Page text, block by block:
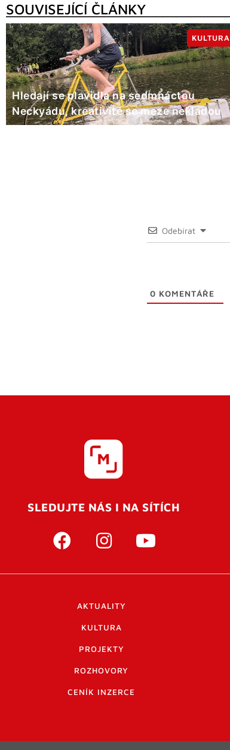
SOUVISEJÍCÍ ČLÁNKY
Hledají se plavidla na sedmnáctou
Neckyádu, kreativitě se meze nekladou
KULTURA
Odebírat
0 KOMENTÁŘE
SLEDUJTE NÁS I NA SÍTÍCH
AKTUALITY
KULTURA
PROJEKTY
ROZHOVORY
CENÍK INZERCE